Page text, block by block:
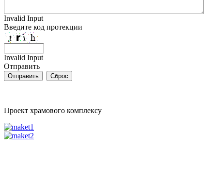
Invalid Input
Введите код протекции
Invalid Input
Отправить
Проект храмового комплексу